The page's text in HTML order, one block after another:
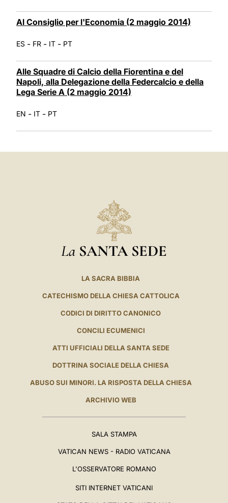
Al Consiglio per l'Economia (2 maggio 2014)
ES - FR - IT - PT
Alle Squadre di Calcio della Fiorentina e del
Napoli, alla Delegazione della Federcalcio e della
Lega Serie A (2 maggio 2014)
EN - IT - PT
La SANTA SEDE
LA SACRA BIBBIA
CATECHISMO DELLA CHIESA CATTOLICA
CODICI DI DIRITTO CANONICO
CONCILI ECUMENICI
ATTI UFFICIALI DELLA SANTA SEDE
DOTTRINA SOCIALE DELLA CHIESA
ABUSO SUI MINORI. LA RISPOSTA DELLA CHIESA
ARCHIVIO WEB
SALA STAMPA
VATICAN NEWS - RADIO VATICANA
L'OSSERVATORE ROMANO
SITI INTERNET VATICANI